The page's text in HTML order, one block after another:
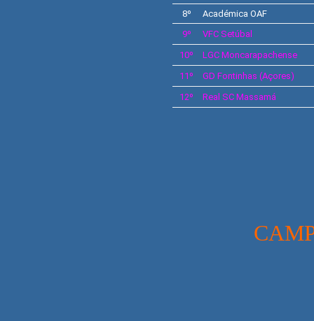
8º
Académica OAF
9º
VFCSetúbal
10º
LGC Moncarapachense
11º
GD Fontinhas (Açores)
12º
Real SCMassamá